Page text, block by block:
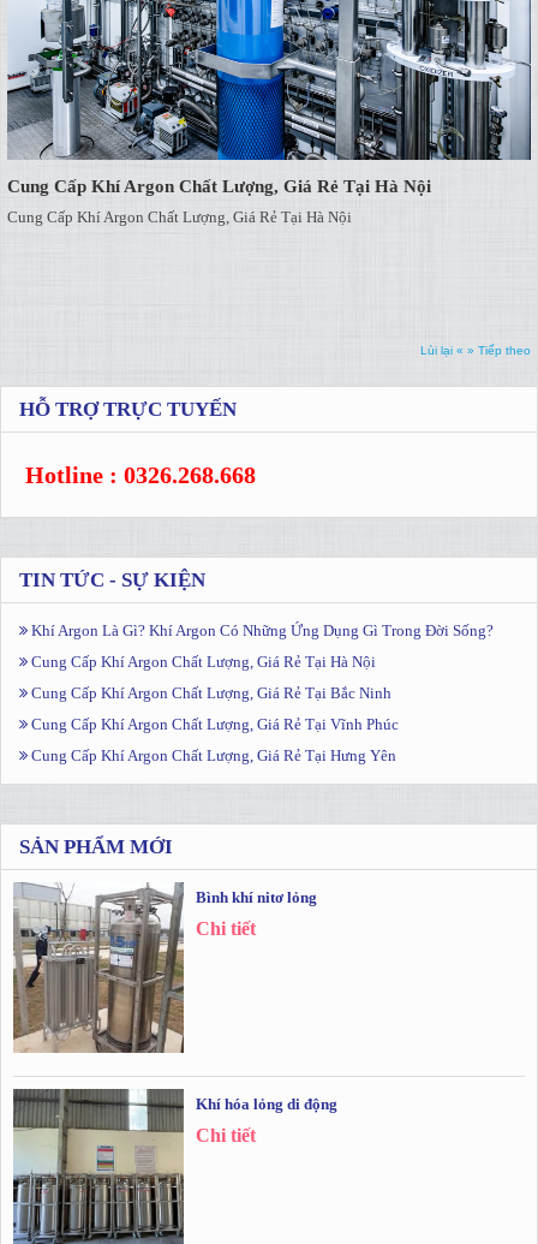
Cung Cấp Khí Argon Chất Lượng, Giá Rẻ Tại Hà Nội
Cung Cấp Khí Argon Chất Lượng, Giá Rẻ Tại Hà Nội
Lùi lại « » Tiếp theo
HỖ TRỢ TRỰC TUYẾN
Hotline : 0326.268.668
TIN TỨC - SỰ KIỆN
Khí Argon Là Gì? Khí Argon Có Những Ứng Dụng Gì Trong Đời Sống?
Cung Cấp Khí Argon Chất Lượng, Giá Rẻ Tại Hà Nội
Cung Cấp Khí Argon Chất Lượng, Giá Rẻ Tại Bắc Ninh
Cung Cấp Khí Argon Chất Lượng, Giá Rẻ Tại Vĩnh Phúc
Cung Cấp Khí Argon Chất Lượng, Giá Rẻ Tại Hưng Yên
SẢN PHẨM MỚI
Bình khí nitơ lỏng
Chi tiết
Khí hóa lỏng di động
Chi tiết